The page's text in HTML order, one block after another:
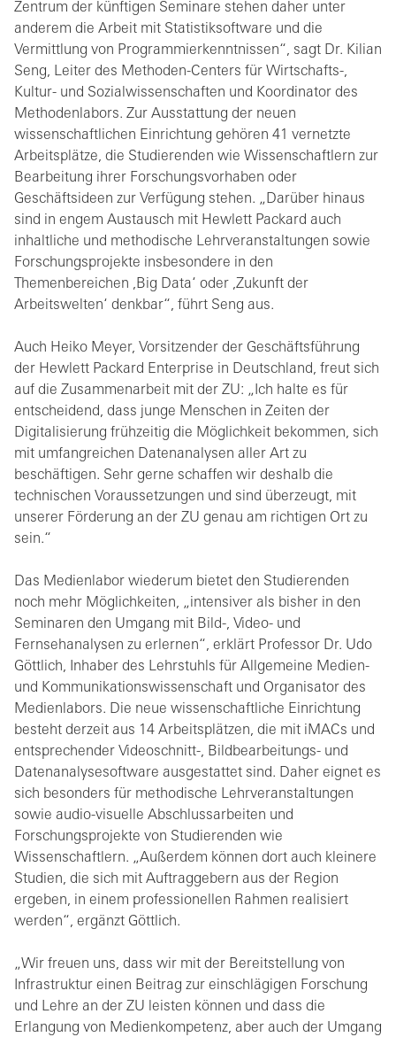
Zentrum der künftigen Seminare stehen daher unter
anderem die Arbeit mit Statistiksoftware und die
Vermittlung von Programmierkenntnissen“, sagt Dr. Kilian
Seng, Leiter des Methoden-Centers für Wirtschafts-,
Kultur- und Sozialwissenschaften und Koordinator des
Methodenlabors. Zur Ausstattung der neuen
wissenschaftlichen Einrichtung gehören 41 vernetzte
Arbeitsplätze, die Studierenden wie Wissenschaftlern zur
Bearbeitung ihrer Forschungsvorhaben oder
Geschäftsideen zur Verfügung stehen. „Darüber hinaus
sind in engem Austausch mit Hewlett Packard auch
inhaltliche und methodische Lehrveranstaltungen sowie
Forschungsprojekte insbesondere in den
Themenbereichen ,Big Data‘ oder ,Zukunft der
Arbeitswelten‘ denkbar“, führt Seng aus.
Auch Heiko Meyer, Vorsitzender der Geschäftsführung
der Hewlett Packard Enterprise in Deutschland, freut sich
auf die Zusammenarbeit mit der ZU: „Ich halte es für
entscheidend, dass junge Menschen in Zeiten der
Digitalisierung frühzeitig die Möglichkeit bekommen, sich
mit umfangreichen Datenanalysen aller Art zu
beschäftigen. Sehr gerne schaffen wir deshalb die
technischen Voraussetzungen und sind überzeugt, mit
unserer Förderung an der ZU genau am richtigen Ort zu
sein.“
Das Medienlabor wiederum bietet den Studierenden
noch mehr Möglichkeiten, „intensiver als bisher in den
Seminaren den Umgang mit Bild-, Video- und
Fernsehanalysen zu erlernen“, erklärt Professor Dr. Udo
Göttlich, Inhaber des Lehrstuhls für Allgemeine Medien-
und Kommunikationswissenschaft und Organisator des
Medienlabors. Die neue wissenschaftliche Einrichtung
besteht derzeit aus 14 Arbeitsplätzen, die mit iMACs und
entsprechender Videoschnitt-, Bildbearbeitungs- und
Datenanalysesoftware ausgestattet sind. Daher eignet es
sich besonders für methodische Lehrveranstaltungen
sowie audio-visuelle Abschlussarbeiten und
Forschungsprojekte von Studierenden wie
Wissenschaftlern. „Außerdem können dort auch kleinere
Studien, die sich mit Auftraggebern aus der Region
ergeben, in einem professionellen Rahmen realisiert
werden“, ergänzt Göttlich.
„Wir freuen uns, dass wir mit der Bereitstellung von
Infrastruktur einen Beitrag zur einschlägigen Forschung
und Lehre an der ZU leisten können und dass die
Erlangung von Medienkompetenz, aber auch der Umgang